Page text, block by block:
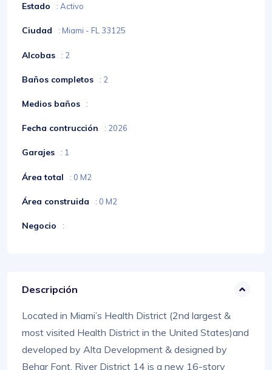
Estado : Activo
Ciudad : Miami - FL 33125
Alcobas : 2
Baños completos : 2
Medios baños :
Fecha contrucción : 2026
Garajes : 1
Área total : 0 M2
Área construida : 0 M2
Negocio :
Descripción
Located in Miami’s Health District (2nd largest &
most visited Health District in the United States)and
developed by Alta Development & designed by
Behar Font. River District 14 is a new 16-story